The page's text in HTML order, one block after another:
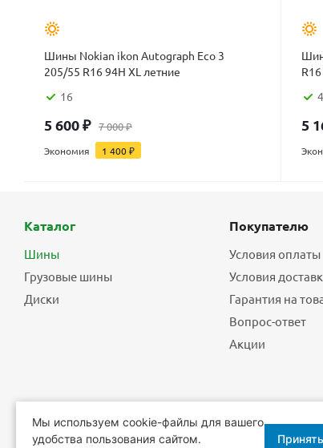
Шины Nokian ikon Autograph Eco 3
205/55 R16 94H XL летние
16
5 600₽ 7 000₽
Экономия 1 400₽
4
5
Каталог
Шины
Грузовые шины
Диски
Покупателю
Условия оплаты
Условия
Гарантия на
Вопрос-ответ
Акции
2026 © Еврошины - шины, диски, шиномонтаж.
Мы используем cookie-файлы для вашего
удобства пользования сайтом.
Принять